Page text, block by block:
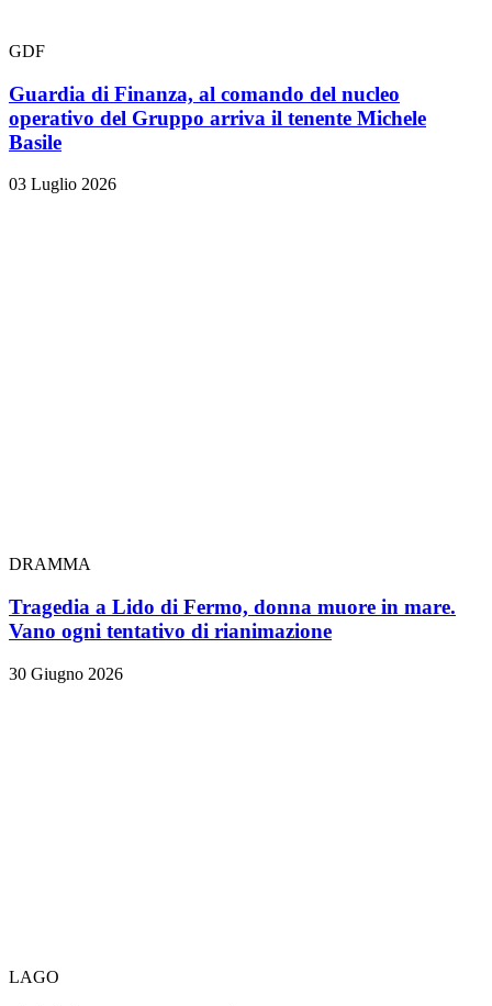
GDF
Guardia di Finanza, al comando del nucleo
operativo del Gruppo arriva il tenente Michele
Basile
03 Luglio 2026
DRAMMA
Tragedia a Lido di Fermo, donna muore in mare.
Vano ogni tentativo di rianimazione
30 Giugno 2026
LAGO